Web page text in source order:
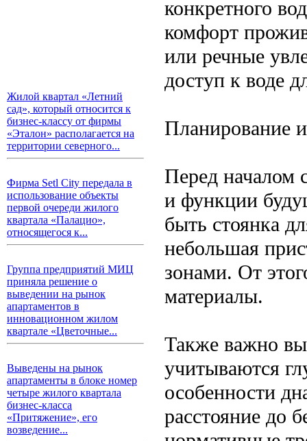
Жилой квартал «Летний
сад», который относится к
бизнес-классу от фирмы
«Эталон» располагается на
территории северного...
Фирма Setl City передала в
использование объекты
первой очереди жилого
квартала «Палацио»,
относящегося к...
Группа предприятий МИЦ
приняла решение о
выведении на рынок
апартаментов в
инновационном жилом
квартале «Цветочные...
Выведены на рынок
апартаменты в блоке номер
четыре жилого квартала
бизнес-класса
«Притяжение», его
возведение...
конкретного
комфорт
или речные
доступ к воде
Планирование
Перед началом
и функции
быть стоянка
небольшая
зонами. От
материалы.
Также важно
учитываются
особенности
расстояние до